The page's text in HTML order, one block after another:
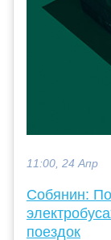
11:00, 24 Апр
Собянин:
поездок